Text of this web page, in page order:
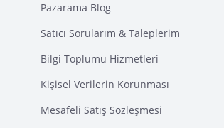
Pazarama Blog
Satıcı Sorularım & Taleplerim
Bilgi Toplumu Hizmetleri
Kişisel Verilerin Korunması
Mesafeli Satış Sözleşmesi